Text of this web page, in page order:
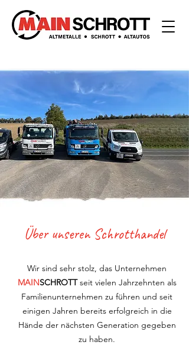
Über unseren Schrotthandel
Wir sind sehr stolz, das Unternehmen
MAINSCHROTTseit vielen Jahrzehnten als
Familienunternehmen zu führen und seit
einigen Jahren bereits erfolgreich in die
Hände der nächsten Generation gegeben
zu haben.